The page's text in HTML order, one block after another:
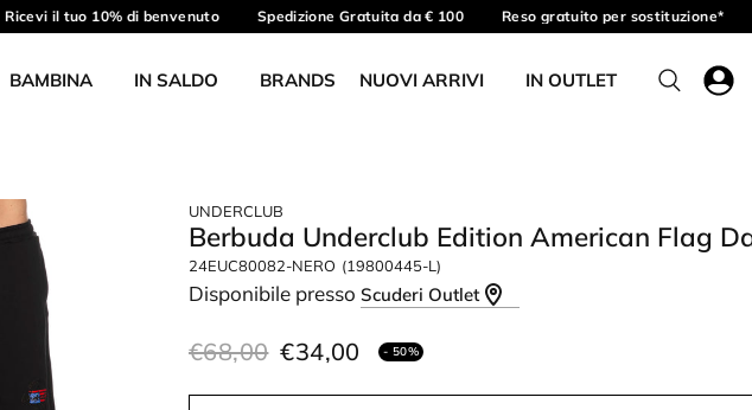
Ricevi il tuo 10% di benvenuto Spedizione Gratuita da € 100 Reso gratuito per sostituzione*
BAMBINA IN SALDO BRANDS NUOVI ARRIVI IN OUTLET
UNDERCLUB
Berbuda Underclub Edition American Flag
24EUC80082-NERO (19800445-L)
Disponibile pressoScuderi Outlet
€68,00 €34,00 - 50%